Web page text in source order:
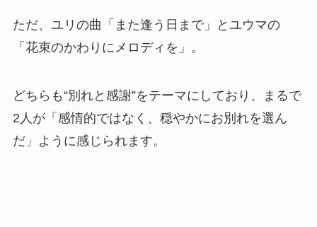
ただ、ユリの曲「また逢う日まで」とユウマの
「花束のかわりにメロディを」。
どちらも“別れと感謝”をテーマにしており、まるで
2人が「感情的ではなく、穏やかにお別れを選ん
だ」ように感じられます。